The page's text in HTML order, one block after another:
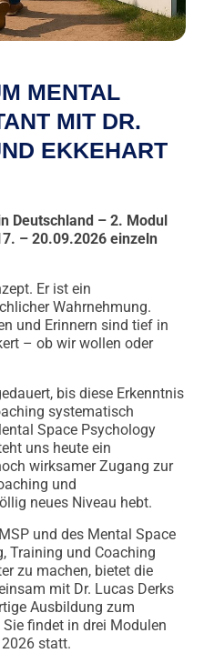
MENTAL
MIT DR.
EKKEHART
Deutschland – 2. Modul
– 20.09.2026 einzeln
Er ist ein
Wahrnehmung.
und Erinnern sind tief in
– ob wir wollen oder
bis diese Erkenntnis
systematisch
Space Psychology
uns heute ein
wirksamer Zugang zur
und
neues Niveau hebt.
und des Mental Space
Training und Coaching
zu machen, bietet die
mit Dr. Lucas Derks
Ausbildung zum
findet in drei Modulen
statt.